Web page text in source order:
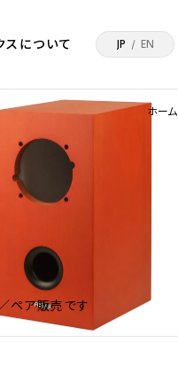
スについて JP EN
ホーム